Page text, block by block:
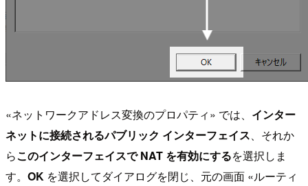
«ネットワークアドレス変換のプロパティ» では、 インター
ネットに接続されるパブリック インターフェイス、それか
らこのインターフェイスで NAT を有効にするを選択しま
す。 OK を選択してダイアログを閉じ、元の画面 «ルーティ